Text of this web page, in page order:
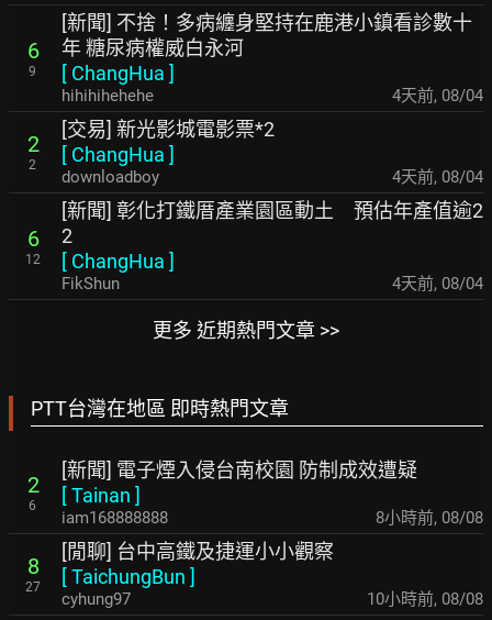
6
9
[新聞] 不捨！多病纏身堅持在鹿港小鎮看診數十
年 糖尿病權威白永河
[ ChangHua ]
hihihihehehe 4天前, 08/04
2
2
[交易] 新光影城電影票*2
[ ChangHua ]
downloadboy 4天前, 08/04
6
12
[新聞] 彰化打鐵厝產業園區動土 預估年產值逾2
2
[ ChangHua ]
FikShun 4天前, 08/04
更多 近期熱門文章 >>
PTT台灣在地區 即時熱門文章
2
6
[新聞] 電子煙入侵台南校園 防制成效遭疑
[Tainan ]
iam168888888 8小時前, 08/08
8
27
[閒聊] 台中高鐵及捷運小小觀察
[TaichungBun ]
cyhung97 10小時前, 08/08